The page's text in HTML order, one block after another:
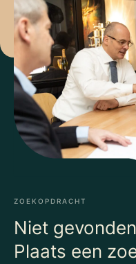
ZOEKOPDRACHT
Niet
Plaats een